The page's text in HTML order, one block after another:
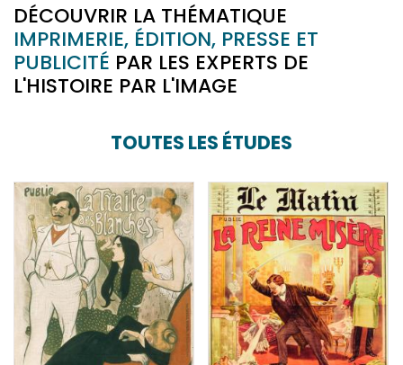
DÉCOUVRIR LA THÉMATIQUE
IMPRIMERIE, ÉDITION, PRESSE ET
PUBLICITÉ PAR LES EXPERTS DE
L'HISTOIRE PAR L'IMAGE
TOUTES LES ÉTUDES